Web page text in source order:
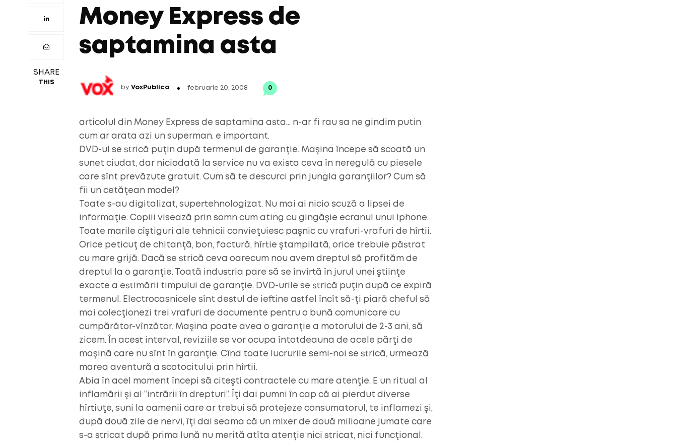
SHARE
THIS
Money Express de
saptamina asta
by VoxPublica februarie 20, 2008 0
articolul din Money Express de saptamina asta… n-ar fi rau sa ne gindim putin
cum ar arata azi un superman. e important.
DVD-ul se strică puţin după termenul de garanţie. Maşina începe să scoată un
sunet ciudat, dar niciodată la service nu va exista ceva în neregulă cu piesele
care sînt prevăzute gratuit. Cum să te descurci prin jungla garanţiilor? Cum să
fii un cetăţean model?
Toate s-au digitalizat, supertehnologizat. Nu mai ai nicio scuză a lipsei de
informaţie. Copiii visează prin somn cum ating cu gingăşie ecranul unui Iphone.
Toate marile cîştiguri ale tehnicii convieţuiesc paşnic cu vrafuri-vrafuri de hîrtii.
Orice peticuţ de chitanţă, bon, factură, hîrtie ştampilată, orice trebuie păstrat
cu mare grijă. Dacă se strică ceva oarecum nou avem dreptul să profităm de
dreptul la o garanţie. Toată industria pare să se învîrtă în jurul unei ştiinţe
exacte a estimării timpului de garanţie. DVD-urile se strică puţin după ce expiră
termenul. Electrocasnicele sînt destul de ieftine astfel încît să-ţi piară cheful să
mai colecţionezi trei vrafuri de documente pentru o bună comunicare cu
cumpărător-vînzător. Maşina poate avea o garanţie a motorului de 2-3 ani, să
zicem. În acest interval, reviziile se vor ocupa întotdeauna de acele părţi de
maşină care nu sînt în garanţie. Cînd toate lucrurile semi-noi se strică, urmează
marea aventură a scotocitului prin hîrtii.
Abia în acel moment începi să citeşti contractele cu mare atenţie. E un ritual al
inflamării şi al “intrării în drepturi”. Îţi dai pumni în cap că ai pierdut diverse
hîrtiuţe, suni la oamenii care ar trebui să protejeze consumatorul, te inflamezi şi,
după două zile de nervi, îţi dai seama că un mixer de două milioane jumate care
s-a stricat după prima lună nu merită atîta atenţie nici stricat, nici funcţional.